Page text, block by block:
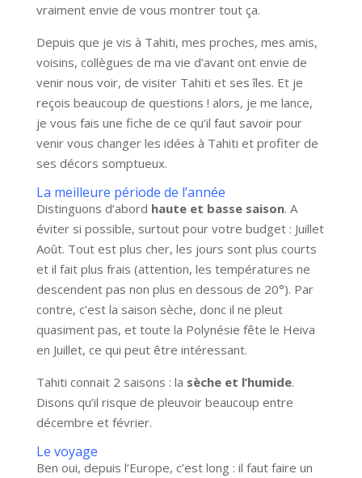
vraiment envie de vous montrer tout ça.
Depuis que je vis à Tahiti, mes proches, mes amis,
voisins, collègues de ma vie d’avant ont envie de
venir nous voir, de visiter Tahiti et ses îles. Et je
reçois beaucoup de questions ! alors, je me lance,
je vous fais une fiche de ce qu’il faut savoir pour
venir vous changer les idées à Tahiti et profiter de
ses décors somptueux.
La meilleure période de l’année
Distinguons d’abord haute et basse saison. A
éviter si possible, surtout pour votre budget : Juillet
Août. Tout est plus cher, les jours sont plus courts
et il fait plus frais (attention, les températures ne
descendent pas non plus en dessous de 20°). Par
contre, c’est la saison sèche, donc il ne pleut
quasiment pas, et toute la Polynésie fête le Heiva
en Juillet, ce qui peut être intéressant.
Tahiti connait 2 saisons : la sèche et l’humide.
Disons qu’il risque de pleuvoir beaucoup entre
décembre et février.
Le voyage
Ben oui, depuis l’Europe, c’est long : il faut faire un